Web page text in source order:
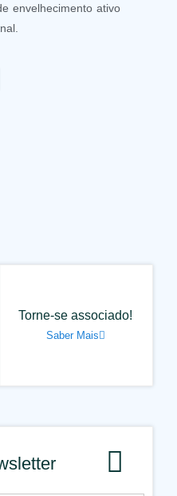
envelhecimento ativo
Torne-se associado!
Saber Mais